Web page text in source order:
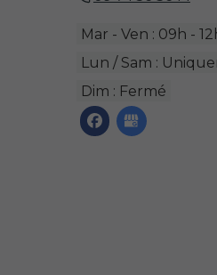
Mar - Ven : 09h -
Lun / Sam :
Dim : Fermé